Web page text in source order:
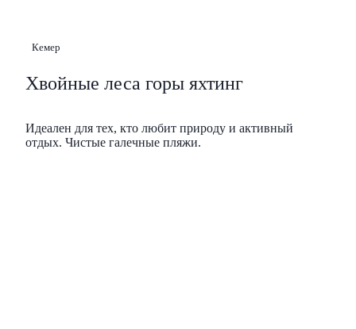
Кемер
Хвойные леса горы яхтинг
Идеален для тех, кто любит природу и активный
отдых. Чистые галечные пляжи.